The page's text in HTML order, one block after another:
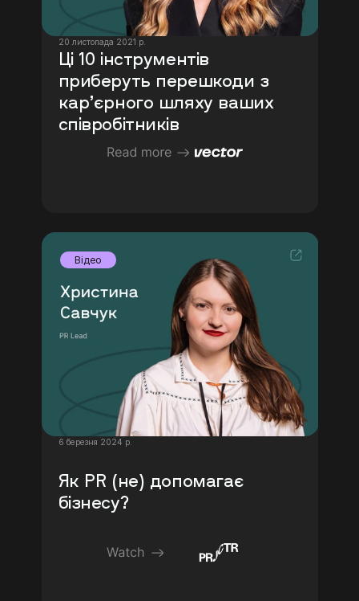
20 листопада 2021 р.
Ці 10 інструментів
приберуть перешкоди з
кар’єрного шляху ваших
співробітників
Відео
6 березня 2024 р.
Як PR (не) допомагає
бізнесу?